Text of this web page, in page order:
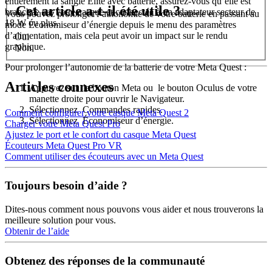
Vous pouvez prolonger l’autonomie de votre batterie en passant au
mode Économiseur d’énergie depuis le menu des paramètres
d’alimentation, mais cela peut avoir un impact sur le rendu
graphique.
Pour prolonger l’autonomie de la batterie de votre Meta Quest:
Appuyez surle bouton Meta ou le bouton Oculus de votre
manette droite pour ouvrir le Navigateur.
SélectionnezCommandes rapides.
SélectionnezÉconomiseur d’énergie.
branchée sur votre casque et connectée à un adaptateur secteur de
18 W ou plus.
Cet article a-t-il été utile ?
Oui
Non
Articles connexes
Comment configurer votre casque Meta Quest 2
Charger votre Meta Quest Pro
Ajustez le port et le confort du casque Meta Quest
Écouteurs Meta Quest Pro VR
Comment utiliser des écouteurs avec un Meta Quest
Toujours besoin d’aide ?
Dites-nous comment nous pouvons vous aider et nous trouverons la
meilleure solution pour vous.
Obtenir de l’aide
Obtenez des réponses de la communauté